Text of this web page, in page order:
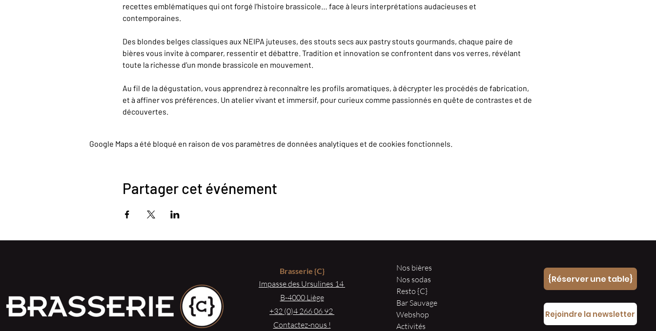
recettes emblématiques qui ont forgé l’histoire brassicole… face à leurs interprétations audacieuses et
contemporaines.
Des blondes belges classiques aux NEIPA juteuses, des stouts secs aux pastry stouts gourmands, chaque paire de
bières vous invite à comparer, ressentir et débattre. Tradition et innovation se confrontent dans vos verres, révélant
toute la richesse d’un monde brassicole en mouvement.
Au fil de la dégustation, vous apprendrez à reconnaître les profils aromatiques, à décrypter les procédés de fabrication,
et à affiner vos préférences. Un atelier vivant et immersif, pour curieux comme passionnés en quête de contrastes et de
découvertes.
Google Maps a été bloqué en raison de vos paramètres de données analytiques et de cookies fonctionnels.
Partager cet événement
Brasserie{C}
Impasse des Ursulines 14
B-4000 Liège
+32 (0)4 266 06 92
Contactez-nous !
Nos bières
Nos sodas
Resto {C}
Bar Sauvage
Webshop
Activités
{Réserver une table}
Rejoindre la newsletter